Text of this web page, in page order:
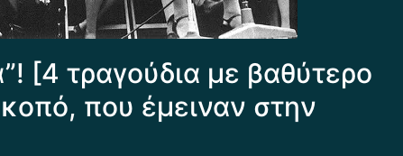
[4 τραγούδια με βαθύτερο
που έμειναν στην